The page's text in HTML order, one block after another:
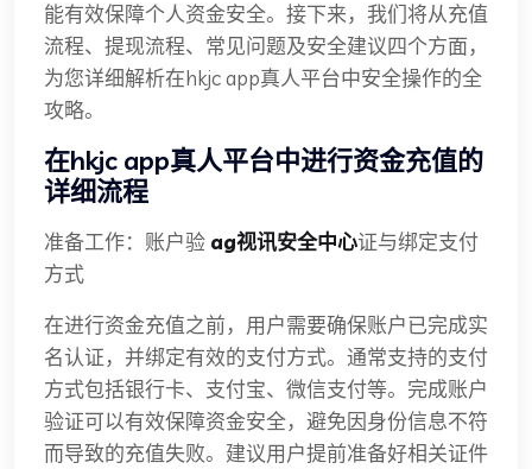
能有效保障个人资金安全。接下来，我们将从充值
流程、提现流程、常见问题及安全建议四个方面，
为您详细解析在hkjc app真人平台中安全操作的全
攻略。
在hkjc app真人平台中进行资金充值的
详细流程
准备工作：账户验 ag视讯安全中心证与绑定支付
方式
在进行资金充值之前，用户需要确保账户已完成实
名认证，并绑定有效的支付方式。通常支持的支付
方式包括银行卡、支付宝、微信支付等。完成账户
验证可以有效保障资金安全，避免因身份信息不符
而导致的充值失败。建议用户提前准备好相关证件